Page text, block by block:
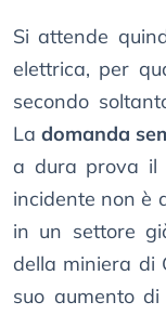
Si attende
elettrica, per
secondo
La domanda
a dura prova il
incidente non è
in un settore
della miniera di
suo aumento